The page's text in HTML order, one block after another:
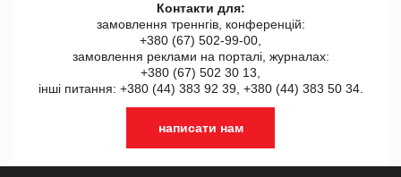
Контакти для:
замовлення треннгів, конференцій:
+380 (67) 502-99-00,
замовлення реклами на порталі, журналах:
+380 (67) 502 30 13,
інші питання: +380 (44) 383 92 39, +380 (44) 383 50 34.
написати нам